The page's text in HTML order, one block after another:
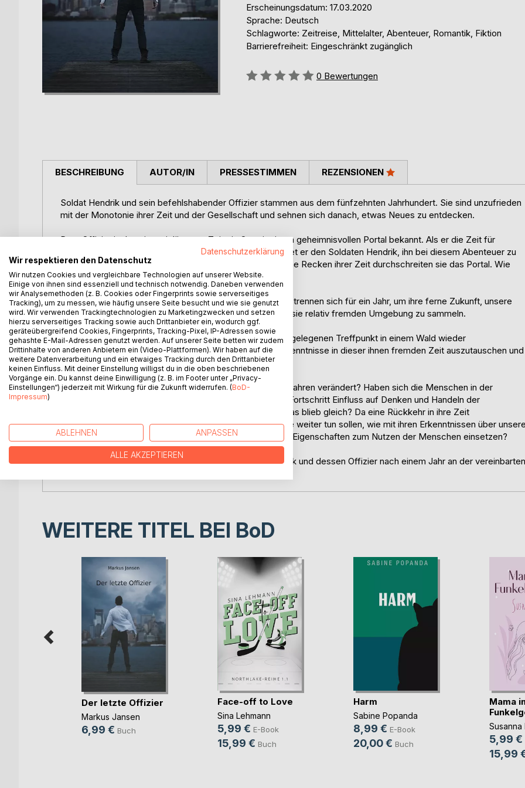
Erscheinungsdatum: 17.03.2020
Sprache: Deutsch
Schlagworte: Zeitreise, Mittelalter, Abenteuer, Romantik, Fiktion
Barrierefreiheit: Eingeschränkt zugänglich
Bewertung::
0 Bewertungen
BESCHREIBUNG
Soldat Hendrik und sein befehlshabender Offizier stammen aus dem fünfzehnten Jahrhundert. Sie sind unzufrieden
mit der Monotonie ihrer Zeit und der Gesellschaft und sehnen sich danach, etwas Neues zu entdecken.
Dem Offizier ist bereits seit längerer Zeit ein Ort mit einem geheimnisvollen Portal bekannt. Als er die Zeit für
gekommen hält, dessen Geheimnis zu erkunden, überredet er den Soldaten Hendrik, ihn bei diesem Abenteuer zu
begleiten. Als wagemutige, neugierige und unerschrockene Recken ihrer Zeit durchschreiten sie das Portal. Wie
sich dabei herausstellt, ermöglicht das Portal Zeitreisen.
Mittels Zeitsprung gelangen die beiden in unsere Zeit und trennen sich für ein Jahr, um ihre ferne Zukunft, unsere
Gegenwart zu erkunden und um Erfahrungen in dieser für sie relativ fremden Umgebung zu sammeln.
Sie verabreden sich, nach Ablauf des Jahres an einem abgelegenen Treffpunkt in einem Wald wieder
zusammenzutreffen, um sich über ihre Erlebnisse und Erkenntnisse in dieser ihnen fremden Zeit auszutauschen und
ein erstes Fazit zu ziehen.
Wie hat sich die Welt in den vergangenen hunderten von Jahren verändert? Haben sich die Menschen in der
Zwischenzeit ebenfalls verändert? Hatte der technische Fortschritt Einfluss auf Denken und Handeln der
Menschen? Was wurde besser, was wurde schlechter, was blieb gleich? Da eine Rückkehr in ihre Zeit
ausgeschlossen ist, müssen sie sich entscheiden, was sie weiter tun sollen, wie mit ihren Erkenntnissen über
Zeit umgehen, wie darauf reagieren, wie ihre besonderen Eigenschaften zum Nutzen der Menschen einsetzen?
All dies wird im Dialog behandelt, wenn sich Soldat Hendrik und dessen Offizier nach einem Jahr an der vereinbarten
AUTOR/IN PRESSESTIMMEN REZENSIONEN
WEITERE TITEL BEI BoD
Der letzte Offizier
Markus Jansen
6,99 € Buch
Face-off to Love
Sina Lehmann
5,99 € E-Book
15,99 € Buch
Harm
Sabine Popanda
8,99 € E-Book
20,00 € Buch
Mama
Susanna
5,99 €
15,99
Datenschutzerklärung
Wir respektieren den Datenschutz
Wir nutzen Cookies und vergleichbare Technologien auf unserer Website.
Einige von ihnen sind essenziell und technisch notwendig. Daneben verwenden
wir Analysemethoden (z. B. Cookies oder Fingerprints sowie serverseitiges
Tracking), um zu messen, wie häufig unsere Seite besucht und wie sie genutzt
wird. Wir verwenden Trackingtechnologien zu Marketingzwecken und setzen
hierzu serverseitiges Tracking sowie auch Drittanbieter ein, wodurch ggf.
geräteübergreifend Cookies, Fingerprints, Tracking-Pixel, IP-Adressen sowie
gehashte E-Mail-Adressen genutzt werden. Auf unserer Seite betten wir zudem
Drittinhalte von anderen Anbietern ein (Video-Plattformen). Wir haben auf die
weitere Datenverarbeitung und ein etwaiges Tracking durch den Drittanbieter
keinen Einfluss. Mit deiner Einstellung willigst du in die oben beschriebenen
Vorgänge ein. Du kannst deine Einwilligung (z. B. im Footer unter „Privacy-
Einstellungen“) jederzeit mit Wirkung für die Zukunft widerrufen. (BoD-
Impressum)
ABLEHNEN ANPASSEN
ALLE AKZEPTIEREN